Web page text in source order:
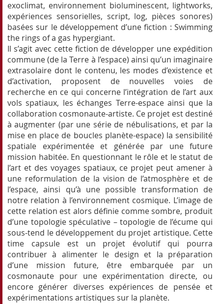
exoclimat, environnement bioluminescent, lightworks,
expériences sensorielles, script, log, pièces sonores)
basées sur le développement d’une fiction : Swimming
the rings of a gas hypergiant.
Il s’agit avec cette fiction de développer une expédition
commune (de la Terre à l’espace) ainsi qu’un imaginaire
extrasolaire dont le contenu, les modes d’existence et
d’activation, proposent de nouvelles voies de
recherche en ce qui concerne l’intégration de l’art aux
vols spatiaux, les échanges Terre-espace ainsi que la
collaboration cosmonaute-artiste. Ce projet est destiné
à augmenter (par une série de nébulisations, et par la
mise en place de boucles planète-espace) la sensibilité
spatiale expérimentée et générée par une future
mission habitée. En questionnant le rôle et le statut de
l’art et des voyages spatiaux, ce projet peut amener à
une reformulation de la vision de l’atmosphère et de
l’espace, ainsi qu’à une possible transformation de
notre relation à l’environnement cosmique. L’image de
cette relation est alors définie comme sombre, produit
d’une topologie spéculative – topologie de l’écume qui
sous-tend le développement du projet artistique. Cette
time capsule est un projet évolutif qui pourra
contribuer à alimenter le design et la préparation
d’une mission future, être embarquée par un
cosmonaute pour une expérimentation directe, ou
encore générer diverses expériences de pensée et
expérimentations artistiques sur la planète.